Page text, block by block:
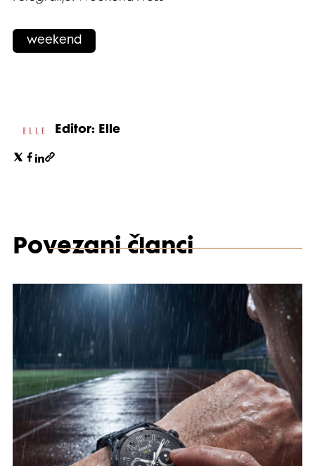
weekend
Editor: Elle
Povezani članci